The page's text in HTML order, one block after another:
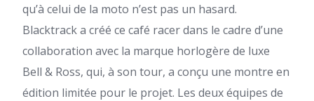
qu’à celui de la moto n’est pas un hasard.
Blacktrack a créé ce café racer dans le cadre d’une
collaboration avec la marque horlogère de luxe
Bell & Ross, qui, à son tour, a conçu une montre en
édition limitée pour le projet. Les deux équipes de